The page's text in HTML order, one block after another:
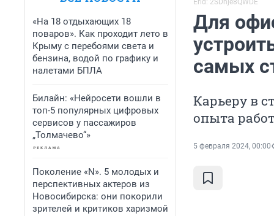
«На 18 отдыхающих 18
поваров». Как проходит лето в
Крыму с перебоями света и
бензина, водой по графику и
налетами БПЛА
Билайн: «Нейросети вошли в
топ-5 популярных цифровых
сервисов у пассажиров
„Толмачево“»
Поколение «N». 5 молодых и
перспективных актеров из
Новосибирска: они покорили
зрителей и критиков харизмой
Erid: 2SDnje8QWDE
Для
самых
Карьеру в
опыта
5 февраля 2024, 00:00